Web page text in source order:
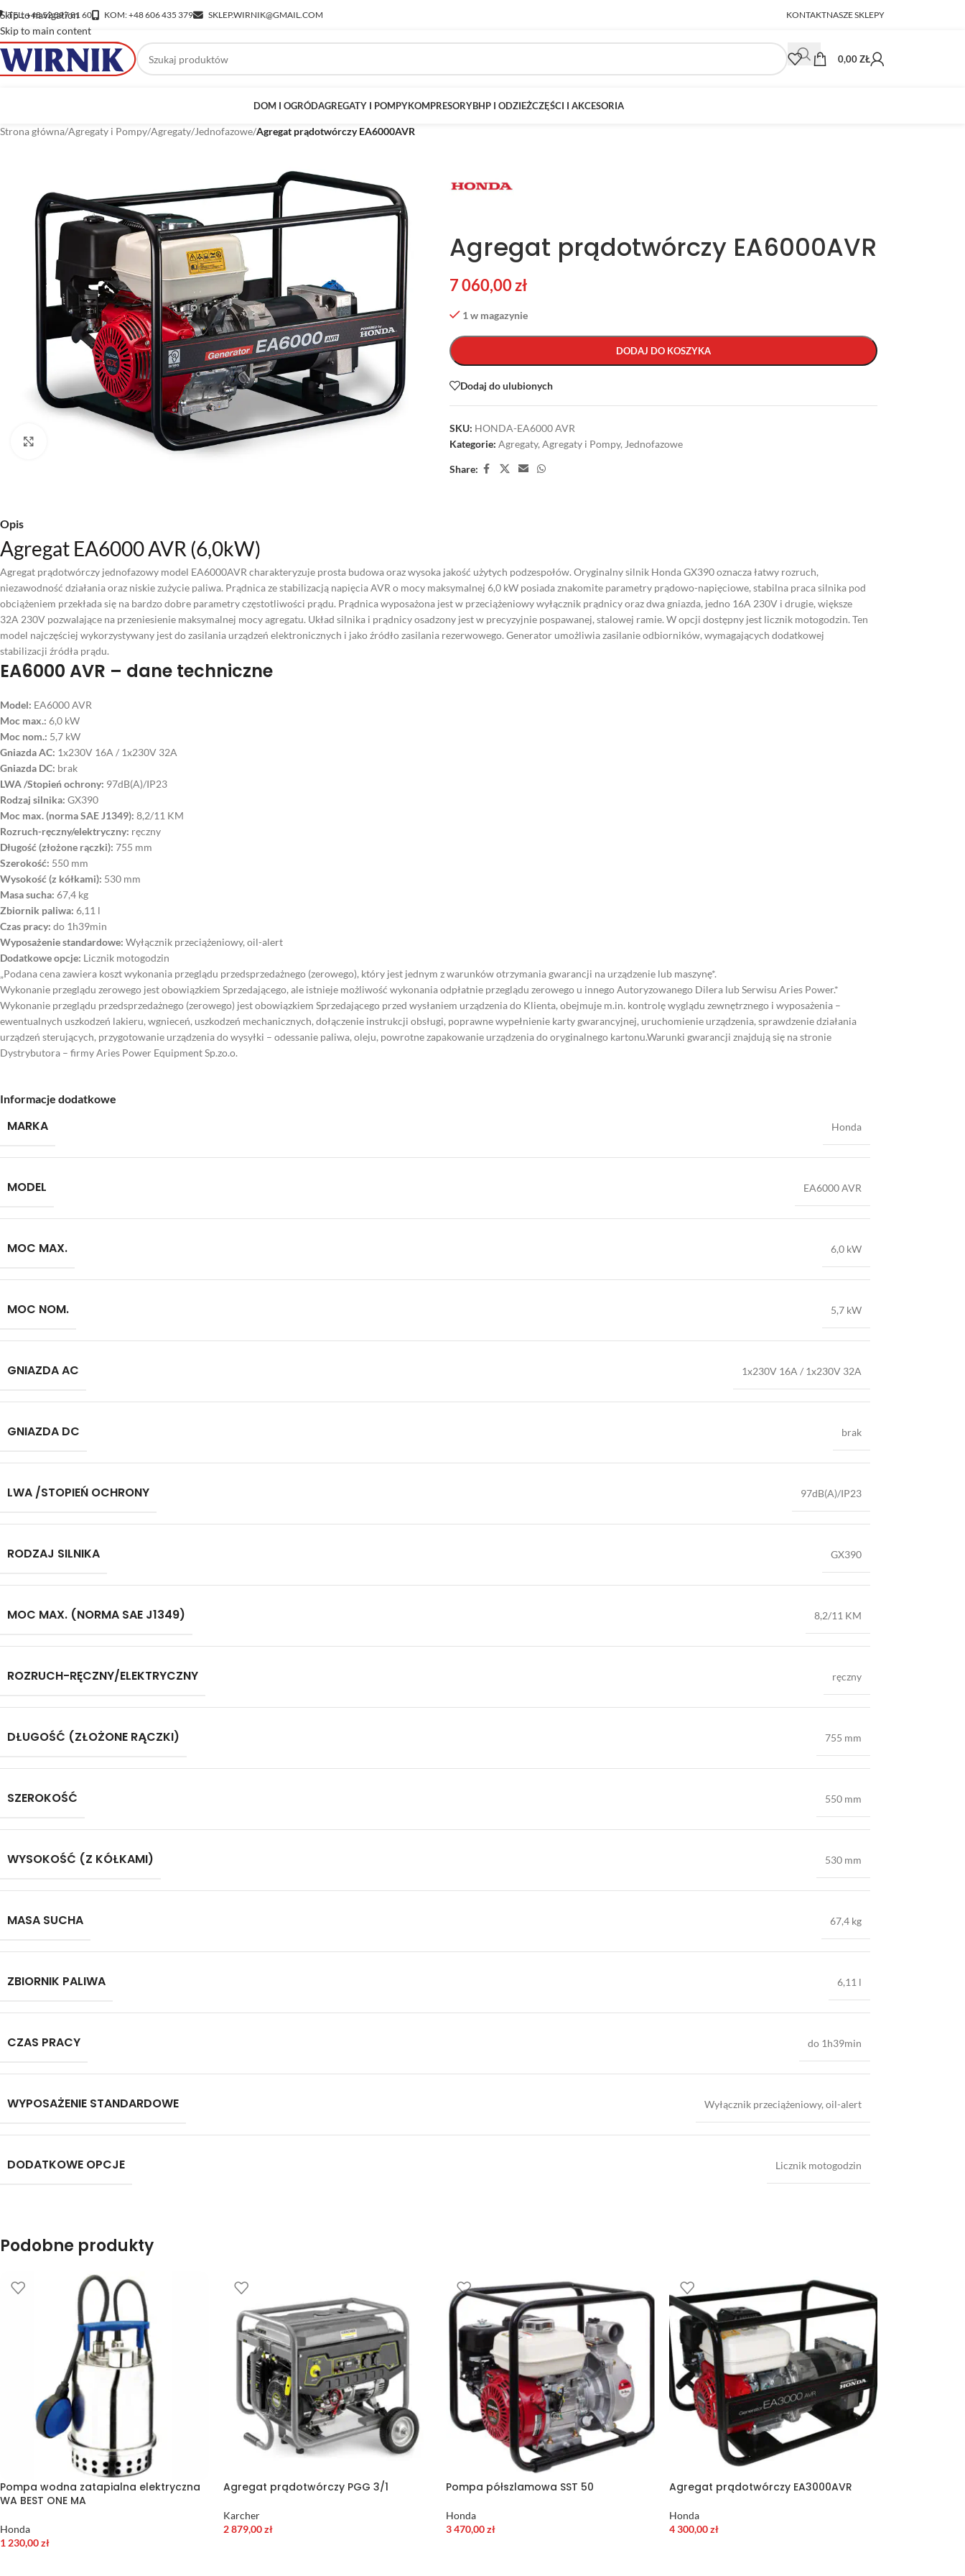
Skip to navigation
Skip to main content
TEL: +48 52 397 81 60 KOM: +48 606 435 379 SKLEP.WIRNIK@GMAIL.COM KONTAKTNASZE SKLEPY
0,00ZŁ
DOM I OGRÓDAGREGATY I POMPYKOMPRESORYBHP I ODZIEŻCZĘŚCI I AKCESORIA
Strona główna/Agregaty i Pompy/Agregaty/Jednofazowe/Agregat prądotwórczy EA6000AVR
Kliknij aby powiększyć
Agregat prądotwórczy EA6000AVR
7 060,00zł
1 w magazynie
DODAJ DO KOSZYKA
Dodaj do ulubionych
SKU: HONDA-EA6000 AVR
Kategorie: Agregaty, Agregaty i Pompy, Jednofazowe
Share:
Opis
Agregat EA6000 AVR (6,0kW)
Agregat prądotwórczy jednofazowy model EA6000AVR charakteryzuje prosta budowa oraz wysoka jakość użytych podzespołów. Oryginalny silnik Honda GX390 oznacza łatwy rozruch,
niezawodność działania oraz niskie zużycie paliwa. Prądnica ze stabilizacją napięcia AVR o mocy maksymalnej 6,0 kW posiada znakomite parametry prądowo-napięciowe, stabilna praca silnika pod
obciążeniem przekłada się na bardzo dobre parametry częstotliwości prądu. Prądnica wyposażona jest w przeciążeniowy wyłącznik prądnicy oraz dwa gniazda, jedno 16A 230V i drugie, większe
32A 230V pozwalające na przeniesienie maksymalnej mocy agregatu. Układ silnika i prądnicy osadzony jest w precyzyjnie pospawanej, stalowej ramie. W opcji dostępny jest licznik motogodzin. Ten
model najczęściej wykorzystywany jest do zasilania urządzeń elektronicznych i jako źródło zasilania rezerwowego. Generator umożliwia zasilanie odbiorników, wymagających dodatkowej
stabilizacji źródła prądu.
EA6000 AVR – dane techniczne
Model: EA6000 AVR
Moc max.: 6,0 kW
Moc nom.: 5,7 kW
Gniazda AC: 1x230V 16A / 1x230V 32A
Gniazda DC: brak
LWA /Stopień ochrony: 97dB(A)/IP23
Rodzaj silnika: GX390
Moc max. (norma SAE J1349): 8,2/11 KM
Rozruch-ręczny/elektryczny: ręczny
Długość (złożone rączki): 755 mm
Szerokość: 550 mm
Wysokość (z kółkami): 530 mm
Masa sucha: 67,4 kg
Zbiornik paliwa: 6,11 l
Czas pracy: do 1h39min
Wyposażenie standardowe: Wyłącznik przeciążeniowy, oil-alert
Dodatkowe opcje: Licznik motogodzin
„Podana cena zawiera koszt wykonania przeglądu przedsprzedażnego (zerowego), który jest jednym z warunków otrzymania gwarancji na urządzenie lub maszynę*.
Wykonanie przeglądu zerowego jest obowiązkiem Sprzedającego, ale istnieje możliwość wykonania odpłatnie przeglądu zerowego u innego Autoryzowanego Dilera lub Serwisu Aries Power.*
Wykonanie przeglądu przedsprzedażnego (zerowego) jest obowiązkiem Sprzedającego przed wysłaniem urządzenia do Klienta, obejmuje m.in. kontrolę wyglądu zewnętrznego i wyposażenia –
ewentualnych uszkodzeń lakieru, wgnieceń, uszkodzeń mechanicznych, dołączenie instrukcji obsługi, poprawne wypełnienie karty gwarancyjnej, uruchomienie urządzenia, sprawdzenie działania
urządzeń sterujących, przygotowanie urządzenia do wysyłki – odessanie paliwa, oleju, powrotne zapakowanie urządzenia do oryginalnego kartonu.Warunki gwarancji znajdują się na stronie
Dystrybutora – firmy Aries Power Equipment Sp.zo.o.
Informacje dodatkowe
MARKA Honda
MODEL EA6000 AVR
MOC MAX. 6,0 kW
MOC NOM. 5,7 kW
GNIAZDA AC 1x230V 16A / 1x230V 32A
GNIAZDA DC brak
LWA /STOPIEŃ OCHRONY 97dB(A)/IP23
RODZAJ SILNIKA GX390
MOC MAX. (NORMA SAE J1349) 8,2/11 KM
ROZRUCH-RĘCZNY/ELEKTRYCZNY ręczny
DŁUGOŚĆ (ZŁOŻONE RĄCZKI) 755 mm
SZEROKOŚĆ 550 mm
WYSOKOŚĆ (Z KÓŁKAMI) 530 mm
MASA SUCHA 67,4 kg
ZBIORNIK PALIWA 6,11 l
CZAS PRACY do 1h39min
WYPOSAŻENIE STANDARDOWE Wyłącznik przeciążeniowy, oil-alert
DODATKOWE OPCJE Licznik motogodzin
Podobne produkty
Pompa wodna zatapialna elektryczna
WA BEST ONE MA
Honda
1 230,00zł
Agregat prądotwórczy PGG 3/1
Karcher
2 879,00zł
Pompa półszlamowa SST 50
Honda
3 470,00zł
Agregat prądotwórczy EA3000AVR
Honda
4 300,00zł